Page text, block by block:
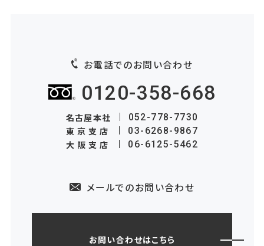
お電話でのお問い合わせ
0120-358-668
名古屋本社 052-778-7730
東京支店 03-6268-9867
大阪支店 06-6125-5462
メールでのお問い合わせ
お問い合わせはこちら